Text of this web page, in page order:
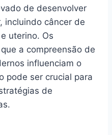
de desenvolver
incluindo câncer de
uterino. Os
a compreensão de
influenciam o
pode ser crucial para
de